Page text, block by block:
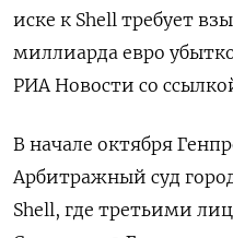
иске к Shell требует
миллиарда евро
РИА Новости со
В начале октября
Арбитражный суд
Shell, где третьими